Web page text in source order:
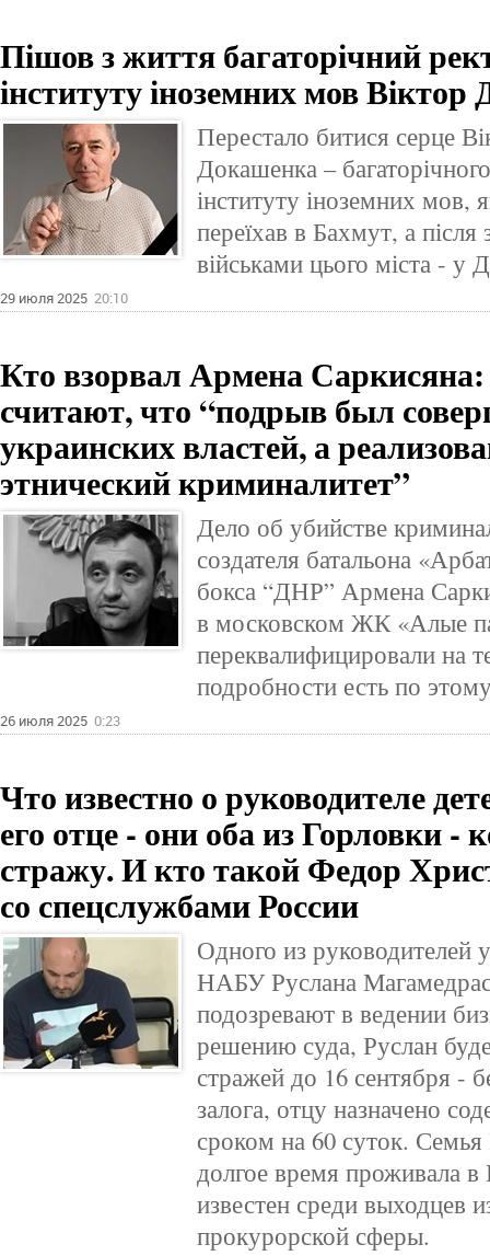
Пішов з життя багаторічний
інституту іноземних мов
Перестало битися серце
Докашенка –
інституту іноземних мов,
переїхав в Бахмут, а
військами цього міста - у
29 июля 2025 20:10
Кто взорвал Армена Саркисяна:
считают, что “подрыв был
украинских властей, а
этнический криминалитет”
Дело об убийстве
создателя батальона
бокса “ДНР” Армена
в московском ЖК «Алые
переквалифицировали на
подробности есть по
26 июля 2025 0:23
Что известно о руководителе
его отце - они оба из Горловки -
стражу. И кто такой Федор
со спецслужбами России
Одного из руководителей
НАБУ Руслана
подозревают в ведении
решению суда, Руслан
стражей до 16 сентября -
залога, отцу назначено
сроком на 60 суток.
долгое время проживала в
известен среди выходцев
прокурорской сферы.